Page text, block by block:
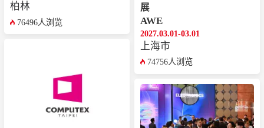
柏林
76496人浏览
展
AWE
2027.03.01-03.01
上海市
74756人浏览